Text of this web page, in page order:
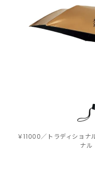
￥11000／トラディショナ
ナル